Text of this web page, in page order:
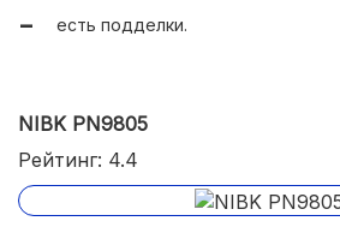
есть подделки.
NIBK PN9805
Рейтинг: 4.4